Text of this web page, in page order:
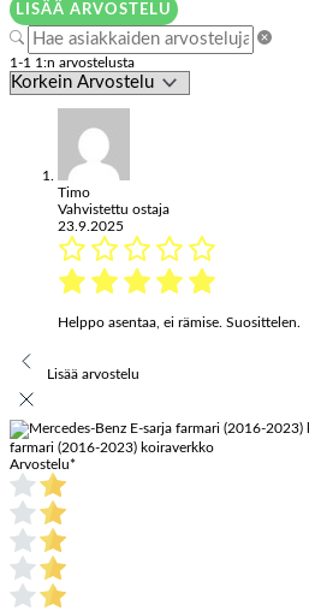
LISÄÄ ARVOSTELU
1-1 1:n arvostelusta
Timo
Vahvistettu ostaja
23.9.2025
Helppo asentaa, ei rämise. Suosittelen.
Lisää arvostelu
farmari (2016-2023) koiraverkko
Arvostelu*